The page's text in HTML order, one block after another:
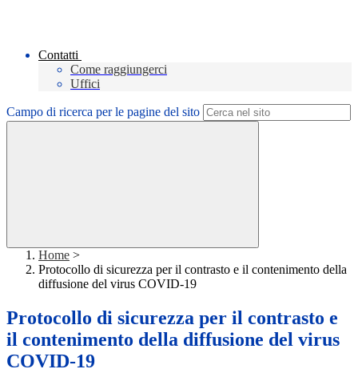
Contatti
Come raggiungerci
Uffici
Campo di ricerca per le pagine del sito
Home >
Protocollo di sicurezza per il contrasto e il contenimento della
diffusione del virus COVID-19
Protocollo di sicurezza per il contrasto e
il contenimento della diffusione del virus
COVID-19